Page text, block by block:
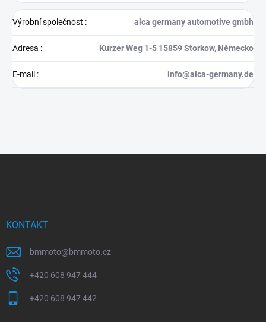
Výrobní společnost : alca germany automotive gmbh
Adresa : Kurzer Weg 1-5 15859 Storkow, Německo
E-mail : info@alca-germany.de
KONTAKT
bmmoto@bmmoto.cz
+420 608 947 444
+420 608 947 442